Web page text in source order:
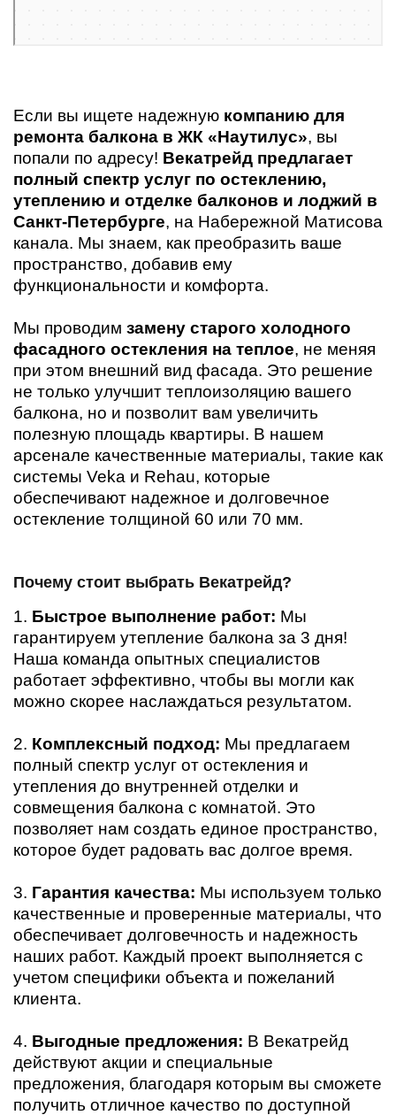
Если вы ищете надежную компанию для
ремонта балкона в ЖК «Наутилус», вы
попали по адресу! Векатрейд предлагает
полный спектр услуг по остеклению,
утеплению и отделке балконов и лоджий в
Санкт-Петербурге, на Набережной Матисова
канала. Мы знаем, как преобразить ваше
пространство, добавив ему
функциональности и комфорта.
Мы проводим замену старого холодного
фасадного остекления на теплое, не меняя
при этом внешний вид фасада. Это решение
не только улучшит теплоизоляцию вашего
балкона, но и позволит вам увеличить
полезную площадь квартиры. В нашем
арсенале качественные материалы, такие как
системы Veka и Rehau, которые
обеспечивают надежное и долговечное
остекление толщиной 60 или 70 мм.
Почему стоит выбрать Векатрейд?
1. Быстрое выполнение работ: Мы
гарантируем утепление балкона за 3 дня!
Наша команда опытных специалистов
работает эффективно, чтобы вы могли как
можно скорее наслаждаться результатом.
2. Комплексный подход: Мы предлагаем
полный спектр услуг от остекления и
утепления до внутренней отделки и
совмещения балкона с комнатой. Это
позволяет нам создать единое пространство,
которое будет радовать вас долгое время.
3. Гарантия качества: Мы используем только
качественные и проверенные материалы, что
обеспечивает долговечность и надежность
наших работ. Каждый проект выполняется с
учетом специфики объекта и пожеланий
клиента.
4. Выгодные предложения: В Векатрейд
действуют акции и специальные
предложения, благодаря которым вы сможете
получить отличное качество по доступной